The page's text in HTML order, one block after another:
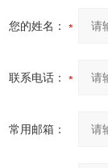
您的姓名：
联系电话：
常用邮箱：